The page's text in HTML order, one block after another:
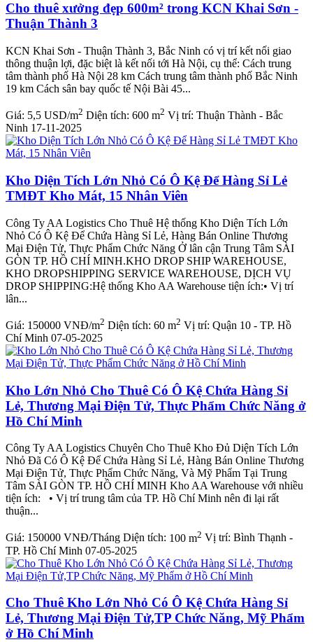
Cho thuê xưởng đẹp 600m² trong KCN Khai Sơn -
Thuận Thành 3
KCN Khai Sơn - Thuận Thành 3, Bắc Ninh có vị trí kết nối giao
thông thuận lợi, đặc biệt là kết nối tới Hà Nội, cụ thể: Cách trung
tâm thành phố Hà Nội 28 km Cách trung tâm thành phố Bắc Ninh
19 km Cách sân bay quốc tế Nội Bài 45...
Giá: 5,5 USD/m2 Diện tích: 600 m2 Vị trí: Thuận Thành - Bắc
Ninh 17-11-2025
Kho Diện Tích Lớn Nhỏ Có Ô Kệ Để Hàng Sỉ Lẻ
TMĐT Kho Mát, 15 Nhân Viên
Công Ty AA Logistics Cho Thuê Hệ thống Kho Diện Tích Lớn
Nhỏ Có Ô Kệ Để Chứa Hàng Sỉ Lẻ, Hàng Bán Online Thương
Mại Điện Tử, Thực Phẩm Chức Năng Ở lân cận Trung Tâm SÀI
GÒN TP. HỒ CHÍ MINH.KHO DROP SHIP WAREHOUSE,
KHO DROPSHIPPING SERVICE WAREHOUSE, DỊCH VỤ
DROP SHIPPING:Hệ thống Kho AA Warehouse tiện ích:• Vị trí
lân...
Giá: 150000 VNĐ/m2 Diện tích: 60 m2 Vị trí: Quận 10 - TP. Hồ
Chí Minh 07-05-2025
Kho Lớn Nhỏ Cho Thuê Có Ô Kệ Chứa Hàng Sỉ
Lẻ, Thương Mại Điện Tử, Thực Phẩm Chức Năng ở
Hồ Chí Minh
Công Ty AA Logistics Chuyên Cho Thuê Kho Đủ Diện Tích Lớn
Nhỏ Đã Có Ô Kệ Để Chứa Hàng Sỉ Lẻ, Hàng Bán Online Thương
Mại Điện Tử, Thực Phẩm Chức Năng, Và Mỹ Phẩm Tại Trung
Tâm SÀI GÒN TP. HỒ CHÍ MINH Kho AA Warehouse với nhiều
tiện ích: • Vị trí trung tâm của TP. Hồ Chí Minh nên đi lại rất
thuận...
Giá: 150000 VNĐ/Tháng Diện tích: 100 m2 Vị trí: Bình Thạnh -
TP. Hồ Chí Minh 07-05-2025
Cho Thuê Kho Lớn Nhỏ Có Ô Kệ Chứa Hàng Sỉ
Lẻ, Thương Mại Điện Tử,TP Chức Năng, Mỹ Phẩm
ở Hồ Chí Minh